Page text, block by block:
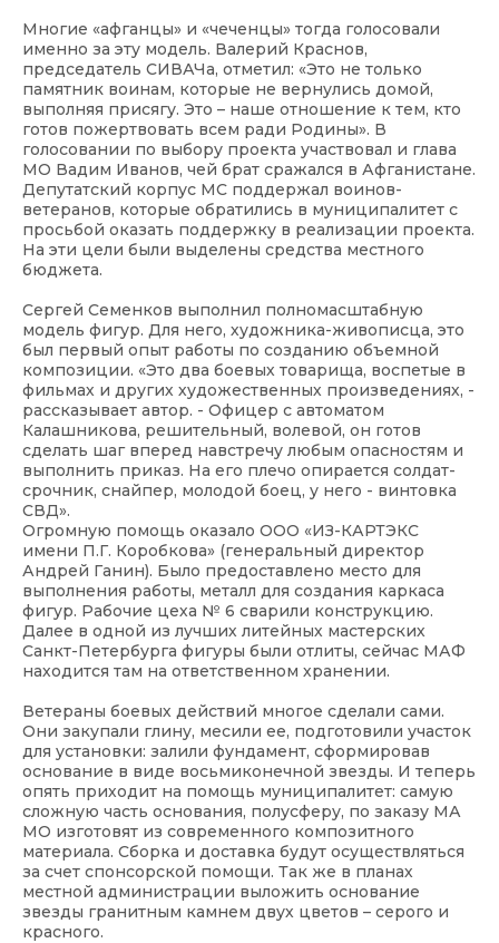
Многие «афганцы» и «чеченцы» тогда голосовали
именно за эту модель. Валерий Краснов,
председатель СИВАЧа, отметил: «Это не только
памятник воинам, которые не вернулись домой,
выполняя присягу. Это – наше отношение к тем, кто
готов пожертвовать всем ради Родины». В
голосовании по выбору проекта участвовал и глава
МО Вадим Иванов, чей брат сражался в Афганистане.
Депутатский корпус МС поддержал воинов-
ветеранов, которые обратились в муниципалитет с
просьбой оказать поддержку в реализации проекта.
На эти цели были выделены средства местного
бюджета.
Сергей Семенков выполнил полномасштабную
модель фигур. Для него, художника-живописца, это
был первый опыт работы по созданию объемной
композиции. «Это два боевых товарища, воспетые в
фильмах и других художественных произведениях, -
рассказывает автор. - Офицер с автоматом
Калашникова, решительный, волевой, он готов
сделать шаг вперед навстречу любым опасностям и
выполнить приказ. На его плечо опирается солдат-
срочник, снайпер, молодой боец, у него - винтовка
СВД».
Огромную помощь оказало ООО «ИЗ-КАРТЭКС
имени П.Г. Коробкова» (генеральный директор
Андрей Ганин). Было предоставлено место для
выполнения работы, металл для создания каркаса
фигур. Рабочие цеха № 6 сварили конструкцию.
Далее в одной из лучших литейных мастерских
Санкт-Петербурга фигуры были отлиты, сейчас МАФ
находится там на ответственном хранении.
Ветераны боевых действий многое сделали сами.
Они закупали глину, месили ее, подготовили участок
для установки: залили фундамент, сформировав
основание в виде восьмиконечной звезды. И теперь
опять приходит на помощь муниципалитет: самую
сложную часть основания, полусферу, по заказу МА
МО изготовят из современного композитного
материала. Сборка и доставка будут осуществляться
за счет спонсорской помощи. Так же в планах
местной администрации выложить основание
звезды гранитным камнем двух цветов – серого и
красного.